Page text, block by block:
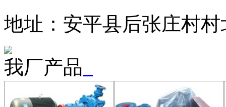
地址：安平县后张庄村村
我厂产品